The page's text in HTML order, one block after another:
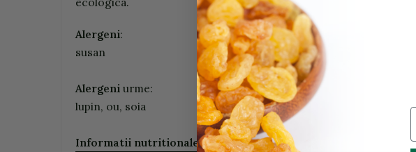
Alergeni:
susan
Alergeni urme:
lupin, ou, soia
Informatii nutritionale (100g/ ml):